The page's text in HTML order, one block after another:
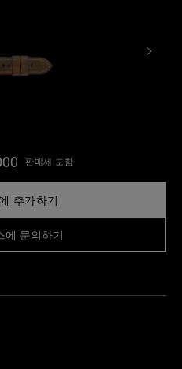
판매세 포함
추가하기
에 문의하기